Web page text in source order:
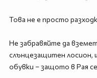
Това не е просто
Не забравяйте да
слънцезащитен лосион,
обувки – защото в Рая